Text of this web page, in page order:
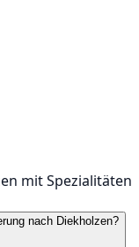
mit Spezialitäten
nach Diekholzen?